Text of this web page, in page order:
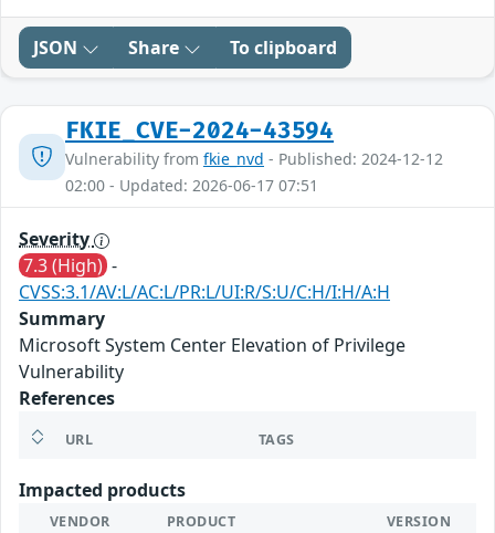
JSON Share To clipboard
FKIE_CVE-2024-43594
Vulnerability from fkie_nvd - Published: 2024-12-12
02:00 - Updated: 2026-06-17 07:51
Severity
7.3 (High) -
CVSS:3.1/AV:L/AC:L/PR:L/UI:R/S:U/C:H/I:H/A:H
Summary
Microsoft System Center Elevation of Privilege
Vulnerability
References
URL TAGS
Impacted products
VENDOR PRODUCT VERSION